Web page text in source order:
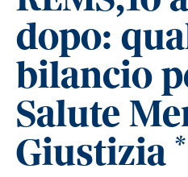
dopo:
bilancio
Salute
Giustizia *